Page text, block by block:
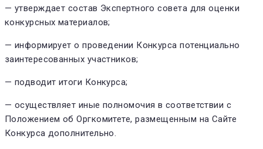
— утверждает состав Экспертного совета для оценки
конкурсных материалов;
— информирует о проведении Конкурса потенциально
заинтересованных участников;
— подводит итоги Конкурса;
— осуществляет иные полномочия в соответствии с
Положением об Оргкомитете, размещенным на Сайте
Конкурса дополнительно.